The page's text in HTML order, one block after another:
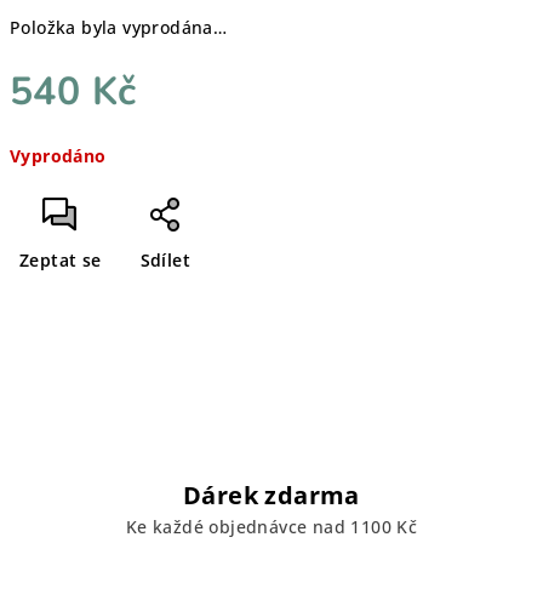
Položka byla vyprodána…
540 Kč
cena:
Vyprodáno
Zeptat se Sdílet
Dárek zdarma
Ke každé objednávce nad 1100 Kč